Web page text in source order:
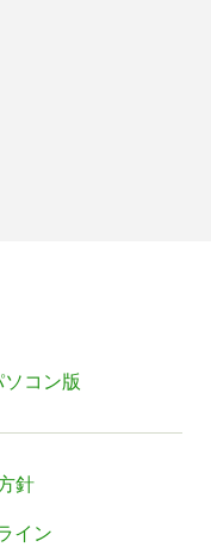
ソコン版
針
イン